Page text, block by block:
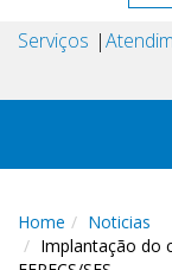
Serviços
Home
Noticias
Implantação do